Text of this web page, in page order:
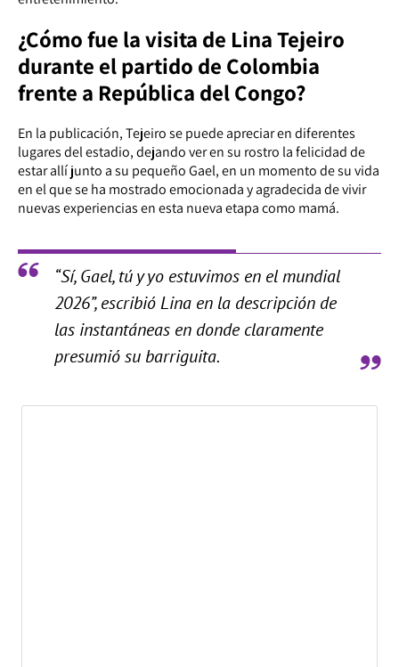
¿Cómo fue la visita de Lina Tejeiro
durante el partido de Colombia
frente a República del Congo?
En la publicación, Tejeiro se puede apreciar en diferentes
lugares del estadio, dejando ver en su rostro la felicidad de
estar allí junto a su pequeño Gael, en un momento de su vida
en el que se ha mostrado emocionada y agradecida de vivir
nuevas experiencias en esta nueva etapa como mamá.
“Sí, Gael, tú y yo estuvimos en el mundial
2026”, escribió Lina en la descripción de
las instantáneas en donde claramente
presumió su barriguita.